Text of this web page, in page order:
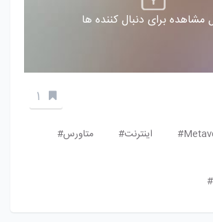
مشاهده برای دنبال کننده ها
1
اینترنت# متاورس#